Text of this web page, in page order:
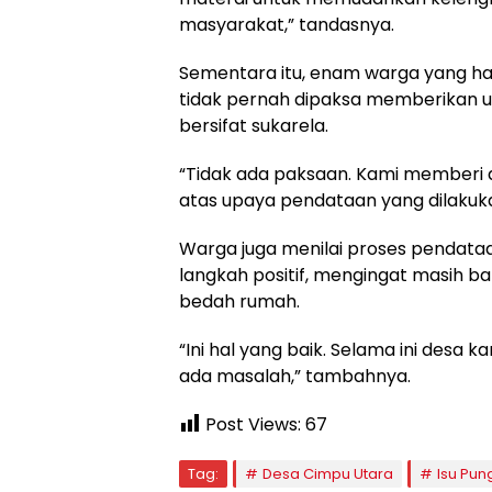
masyarakat,” tandasnya.
Sementara itu, enam warga yang
tidak pernah dipaksa memberikan
bersifat sukarela.
“Tidak ada paksaan. Kami
atas upaya pendataan yang
Warga juga menilai proses
langkah positif, mengingat masih
bedah rumah.
“Ini hal yang baik. Selama ini desa
ada masalah,” tambahnya.
Post Views: 67
Tag: Desa Cimpu Utara Isu